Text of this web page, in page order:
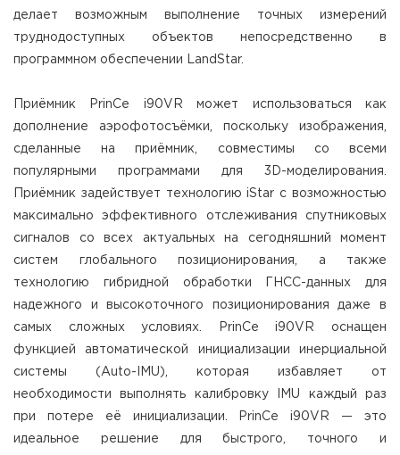
делает возможным выполнение точных измерений
труднодоступных объектов непосредственно в
программном обеспечении LandStar.
Приёмник PrinCe i90VR может использоваться как
дополнение аэрофотосъёмки, поскольку изображения,
сделанные на приёмник, совместимы со всеми
популярными программами для 3D-моделирования.
Приёмник задействует технологию iStar с возможностью
максимально эффективного отслеживания спутниковых
сигналов со всех актуальных на сегодняшний момент
систем глобального позиционирования, а также
технологию гибридной обработки ГНСС-данных для
надежного и высокоточного позиционирования даже в
самых сложных условиях. PrinCe i90VR оснащен
функцией автоматической инициализации инерциальной
системы (Auto-IMU), которая избавляет от
необходимости выполнять калибровку IMU каждый раз
при потере её инициализации. PrinCe i90VR — это
идеальное решение для быстрого, точного и